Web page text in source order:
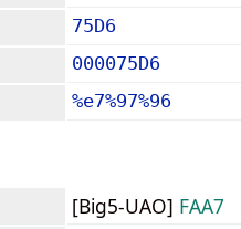
75D6
000075D6
%e7%97%96
[Big5-UAO] FAA7